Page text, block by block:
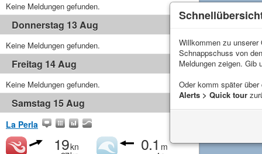
Keine Meldungen gefunden.
Donnerstag 13 Aug
Keine Meldungen gefunden.
Freitag 14 Aug
Keine Meldungen gefunden.
Samstag 15 Aug
La Perla
19kn 0.1 m
Willkommen zu
Schnappschuss von
Meldungen zeigen. Gib
Oder komm später über
Alerts > Quick tour